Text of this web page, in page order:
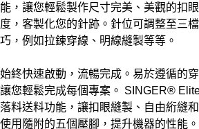
能，讓您輕鬆製作尺寸完美、美觀的扣
度，客製化您的針跡。針位可調整至三
巧，例如拉鍊穿線、明線縫製等等。
始終快速啟動，流暢完成。易於遵循的
讓您輕鬆完成每個專案。 SINGER®
落料送料功能，讓扣眼縫製、自由絎縫
使用隨附的五個壓腳，提升機器的性能。